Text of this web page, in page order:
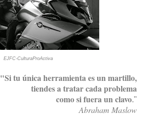
EJFC-CulturaProActiva
"Si tu única herramienta es un martillo,
tiendes a tratar cada problema
como si fuera un clavo."
Abraham Maslow